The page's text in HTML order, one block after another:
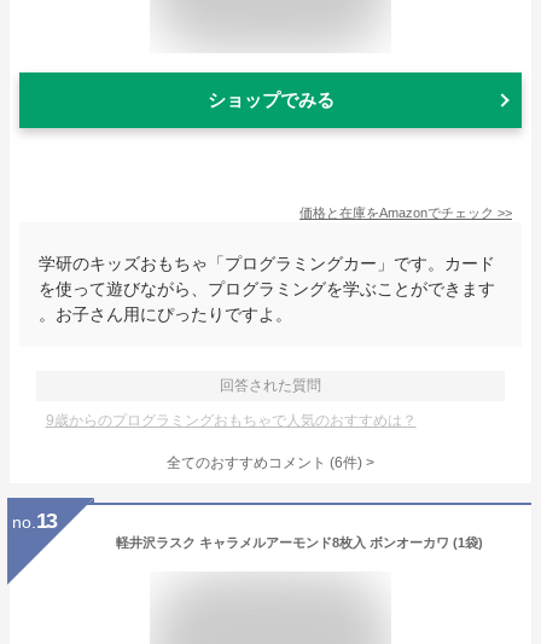
ショップでみる
価格と在庫をAmazonでチェック >>
学研のキッズおもちゃ「プログラミングカー」です。カード
を使って遊びながら、プログラミングを学ぶことができます
。お子さん用にぴったりですよ。
回答された質問
9歳からのプログラミングおもちゃで人気のおすすめは？
全てのおすすめコメント (6件) >
no. 13
軽井沢ラスク キャラメルアーモンド8枚入 ボンオーカワ (1袋)